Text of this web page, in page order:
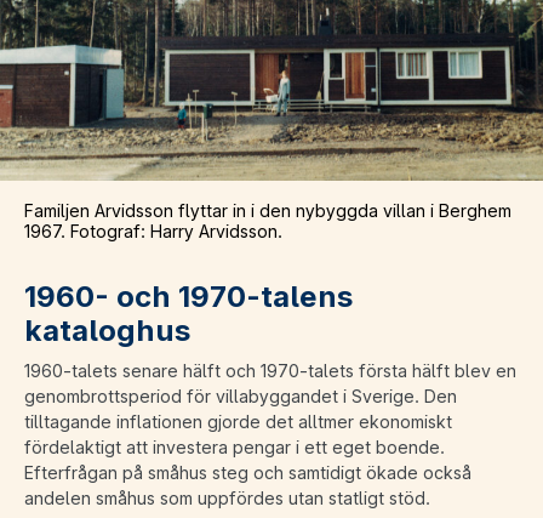
Familjen Arvidsson flyttar in i den nybyggda villan i Berghem
1967. Fotograf: Harry Arvidsson.
1960- och 1970-talens
kataloghus
1960-talets senare hälft och 1970-talets första hälft blev en
genombrottsperiod för villabyggandet i Sverige. Den
tilltagande inflationen gjorde det alltmer ekonomiskt
fördelaktigt att investera pengar i ett eget boende.
Efterfrågan på småhus steg och samtidigt ökade också
andelen småhus som uppfördes utan statligt stöd.